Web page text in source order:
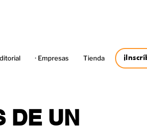
· Empresas Tienda
DE UN